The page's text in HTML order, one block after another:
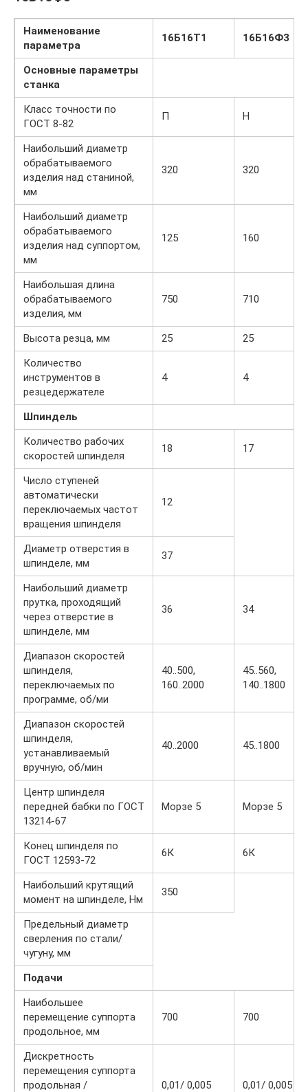
Наименование
параметра
16Б16Т1 16Б16Ф3
Основные параметры
станка
Класс точности по
ГОСТ 8-82
П Н
Наибольший диаметр
обрабатываемого
изделия над станиной,
мм
320 320
Наибольший диаметр
обрабатываемого
изделия над суппортом,
мм
125 160
Наибольшая длина
обрабатываемого
изделия, мм
750 710
Высота резца, мм 25
25
Количество
инструментов в
резцедержателе
4 4
Шпиндель
Количество рабочих
скоростей шпинделя
18 17
Число ступеней
автоматически
переключаемых частот
вращения шпинделя
12
Диаметр отверстия в
шпинделе, мм
37
Наибольший диаметр
прутка, проходящий
через отверстие в
шпинделе, мм
36 34
Диапазон скоростей
шпинделя,
переключаемых по
программе, об/ми
40..500,
160..2000
45..560,
140..1800
Диапазон скоростей
шпинделя,
устанавливаемый
вручную, об/мин
40..2000 45..1800
Центр шпинделя
передней бабки по ГОСТ
13214-67
Морзе 5 Морзе 5
Конец шпинделя по
ГОСТ 12593-72
6К 6К
Наибольший крутящий
момент на шпинделе, Нм
350
Предельный диаметр
сверления по стали/
чугуну, мм
Подачи
Наибольшее
перемещение суппорта
продольное, мм
700 700
Дискретность
перемещения суппорта
продольная /
0,01/ 0,005 0,01/ 0,005